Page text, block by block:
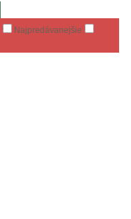
Najpredávanejšie